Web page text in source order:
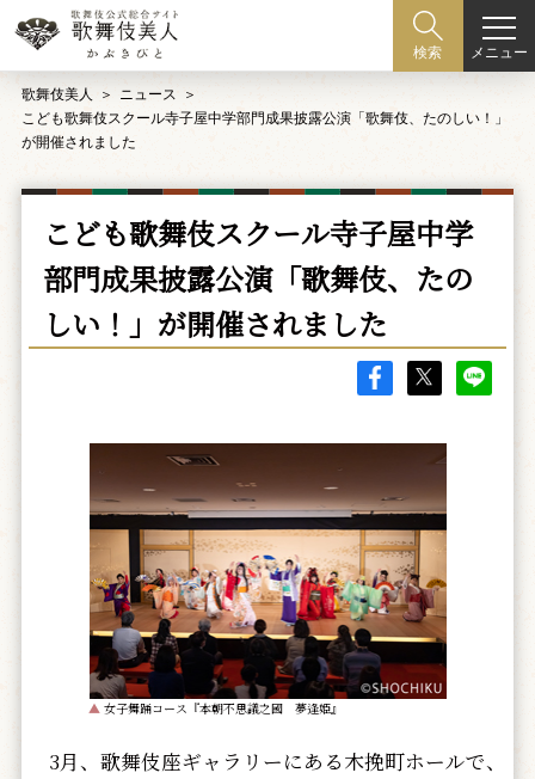
検索 メニュー
歌舞伎美人
ニュース
こども歌舞伎スクール寺子屋中学部門成果披露公演「歌舞伎、たのしい！」
が開催されました
こども歌舞伎スクール寺子屋中学
部門成果披露公演「歌舞伎、たの
しい！」が開催されました
▲ 女子舞踊コース『本朝不思議之國 夢逢姫』
3月、歌舞伎座ギャラリーにある木挽町ホールで、